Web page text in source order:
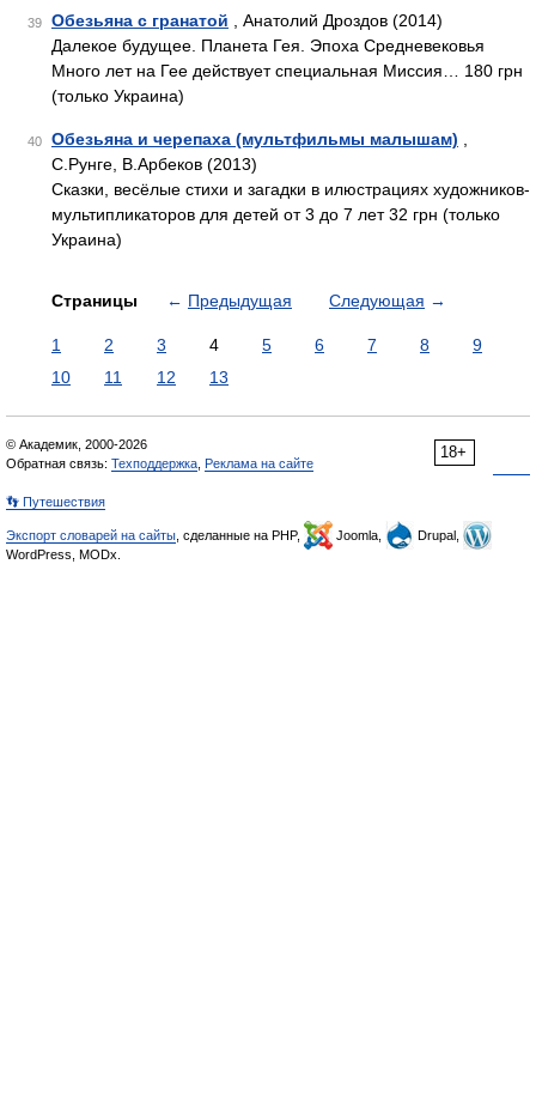
39 Обезьяна с гранатой , Анатолий Дроздов (2014)
Далекое будущее. Планета Гея. Эпоха Средневековья
Много лет на Гее действует специальная Миссия… 180 грн
(только Украина)
40 Обезьяна и черепаха (мультфильмы малышам)
С.Рунге, В.Арбеков (2013)
Сказки, весёлые стихи и загадки в илюстрациях художников-
мультипликаторов для детей от 3 до 7 лет 32 грн (только
Украина)
Страницы ← Предыдущая Следующая →
1 2 3 4 5 6 7 8
9
10
11 12 13
18+
© Академик, 2000-2026
Обратная связь: Техподдержка Реклама на сайте
👣 Путешествия
Экспорт словарей на сайты , сделанные на PHP, Joomla,
Drupal,
WordPress, MODx.